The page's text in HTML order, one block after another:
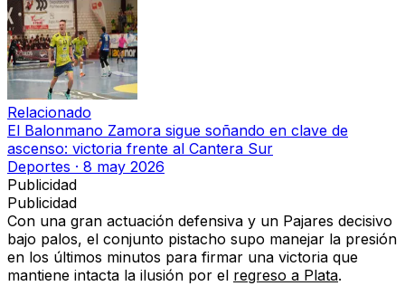
Relacionado
El Balonmano Zamora sigue soñando en clave de
ascenso: victoria frente al Cantera Sur
Deportes · 8 may 2026
Publicidad
Publicidad
Con una gran actuación defensiva y un Pajares decisivo
bajo palos, el conjunto pistacho supo manejar la presión
en los últimos minutos para firmar una victoria que
mantiene intacta la ilusión por el regreso a Plata.